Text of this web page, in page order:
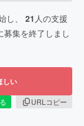
し、 21 人の支援
募集を終了しまし
しい
URLコピー